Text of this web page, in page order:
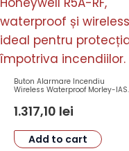
Buton Alarmare Incendiu
Wireless Waterproof Morley-IAS
1.317,10 lei
Add to cart